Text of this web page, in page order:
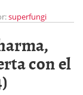
superfungi
con el